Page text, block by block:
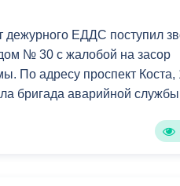
дежурного ЕДДС поступил
№ 30 с жалобой на засор
По адресу проспект Коста,
бригада аварийной